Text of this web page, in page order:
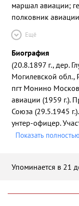
маршал авиации;
полковник авиации
Ещё
Биография
(20.8.1897 г., дер.
Могилевской обл.,
пгт Монино
авиации (1959 г.).
Союза (29.5.1945
унтер-офицер.
Показать полностью
Упоминается в 21